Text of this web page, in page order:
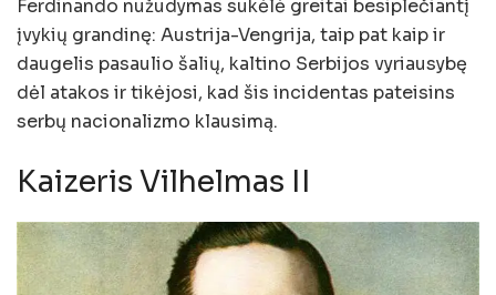
Ferdinando nužudymas sukėlė greitai besiplečiantį
įvykių grandinę: Austrija-Vengrija, taip pat kaip ir
daugelis pasaulio šalių, kaltino Serbijos vyriausybę
dėl atakos ir tikėjosi, kad šis incidentas pateisins
serbų nacionalizmo klausimą.
Kaizeris Vilhelmas II